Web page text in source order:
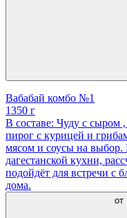
Вабабай комбо №1
1350 г
В составе: Чуду с сыром
пирог с курицей и
мясом и соусы на выбор.
дагестанской кухни,
подойдёт для встречи с
дома.
от